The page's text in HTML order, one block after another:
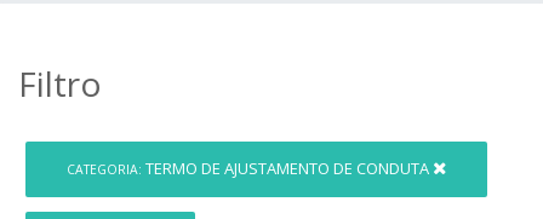
Filtro
CATEGORIA: TERMO DE AJUSTAMENTO DE CONDUTA